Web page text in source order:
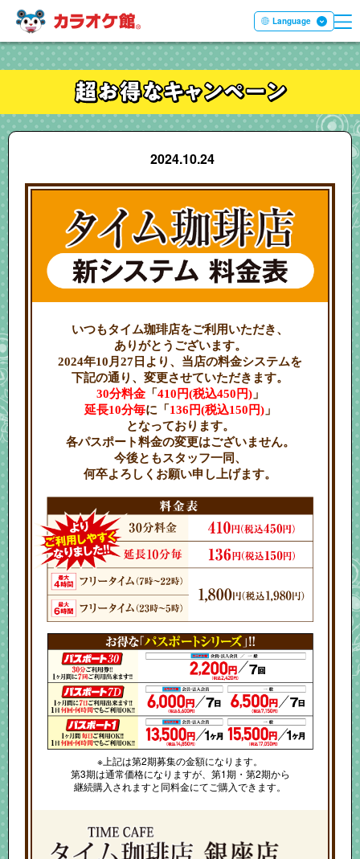
本文へ移動する Language
2024.10.24
いつもタイム珈琲店をご利用いただき、
ありがとうございます。
2024年10月27日より、 当店の料金システムを
下記の通り、変更させていただきます。
30分料金「 410円(税込450円)」
延長10分毎に「 136円(税込150円)」
となっております。
各パスポート料金の変更はございません。
今後ともスタッフ一同、
何卒よろしくお願い申し上げます。
※上記は第2期募集の金額になります。
第3期は通常価格になりますが、第1期・第2期から
継続購入されますと同料金にてご購入できます。